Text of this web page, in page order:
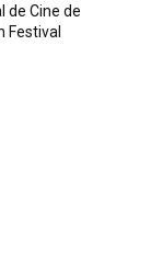
de Cine de
Festival